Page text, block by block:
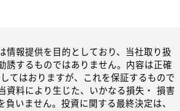
情報提供を目的としており、当社取り扱
誘するものではありません。内容は正確
てはおりますが、これを保証するもので
資料により生じた、いかなる損失・ 損害
負いません。投資に関する最終決定は、